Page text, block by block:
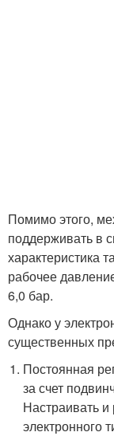
Помимо этого,
поддерживать в
характеристика
рабочее
6,0 бар.
Однако у
существенных
Постоянная
за счет
Настраивать и
электронного